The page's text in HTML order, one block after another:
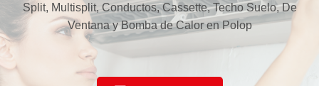
Split, Multisplit, Conductos, Cassette, Techo Suelo, De
Ventana y Bomba de Calor en Polop